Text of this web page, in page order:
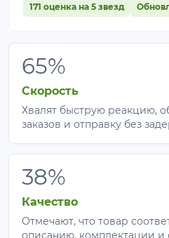
171 оценка на 5 звезд
65%
Скорость
Хвалят быструю реакцию,
заказов и отправку без
38%
Качество
Отмечают, что товар
описанию, комплектации и